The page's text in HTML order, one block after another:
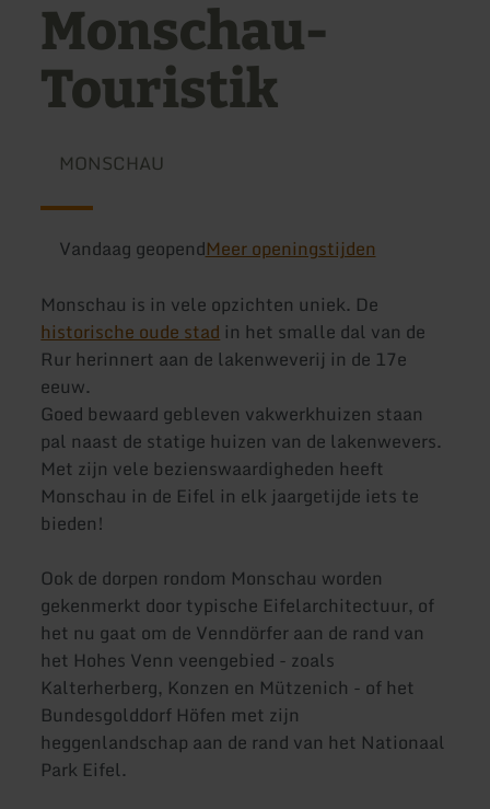
Monschau-
Touristik
MONSCHAU
Vandaag geopendMeer openingstijden
Monschau is in vele opzichten uniek. De
historische oude stad in het smalle dal van de
Rur herinnert aan de lakenweverij in de 17e
eeuw.
Goed bewaard gebleven vakwerkhuizen staan
pal naast de statige huizen van de lakenwevers.
Met zijn vele bezienswaardigheden heeft
Monschau in de Eifel in elk jaargetijde iets te
bieden!
Ook de dorpen rondom Monschau worden
gekenmerkt door typische Eifelarchitectuur, of
het nu gaat om de Venndörfer aan de rand van
het Hohes Venn veengebied - zoals
Kalterherberg, Konzen en Mützenich - of het
Bundesgolddorf Höfen met zijn
heggenlandschap aan de rand van het Nationaal
Park Eifel.